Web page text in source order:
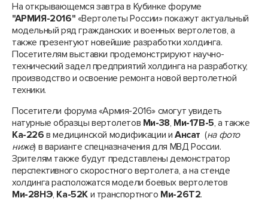
На открывающемся завтра в Кубинке форуме
"АРМИЯ-2016" «Вертолеты России» покажут актуальный
модельный ряд гражданских и военных вертолетов, а
также презентуют новейшие разработки холдинга.
Посетителям выставки продемонстрируют научно-
технический задел предприятий холдинга на разработку,
производство и освоение ремонта новой вертолетной
техники.
Посетители форума «Армия-2016» смогут увидеть
натурные образцы вертолетов Ми-38, Ми-17В-5, а также
Ка-226 в медицинской модификации иАнсат (на фото
ниже) в варианте спецназначения для МВД России.
Зрителям также будут представлены демонстратор
перспективного скоростного вертолета, а на стенде
холдинга расположатся модели боевых вертолетов
Ми-28НЭ, Ка-52К и транспортного Ми-26Т2.